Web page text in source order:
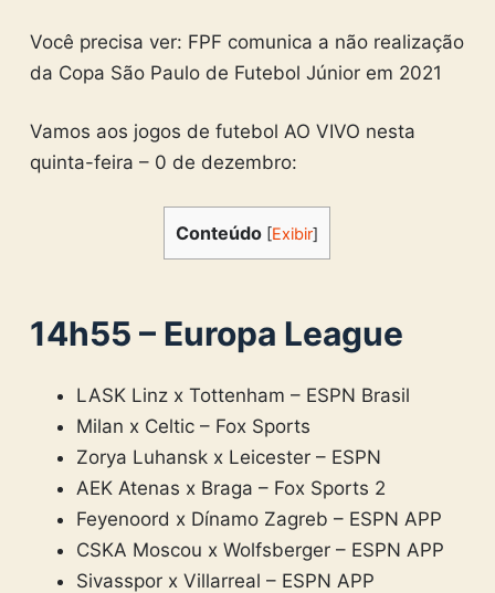
Você precisa ver: FPF comunica a não realização
da Copa São Paulo de Futebol Júnior em 2021
Vamos aos jogos de futebol AO VIVO nesta
quinta-feira – 0 de dezembro:
Conteúdo [Exibir]
14h55 – Europa League
LASK Linz x Tottenham – ESPN Brasil
Milan x Celtic – Fox Sports
Zorya Luhansk x Leicester – ESPN
AEK Atenas x Braga – Fox Sports 2
Feyenoord x Dínamo Zagreb – ESPN APP
CSKA Moscou x Wolfsberger – ESPN APP
Sivasspor x Villarreal – ESPN APP